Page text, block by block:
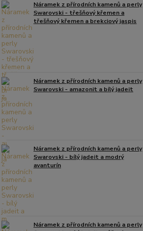
Náramek z přírodních kamenů a perly
Swarovski - třešňový křemen a
třešňový křemen a brekciový jaspis
Náramek z přírodních kamenů a perly
Swarovski - amazonit a bílý jadeit
Náramek z přírodních kamenů a perly
Swarovski - bílý jadeit a modrý
avanturín
Náramek z přírodních kamenů a perly